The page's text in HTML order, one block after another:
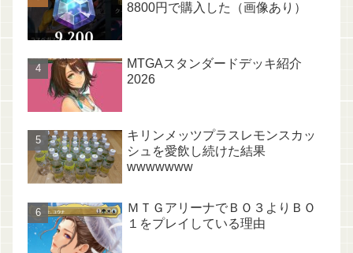
8800円で購入した（画像あり）
MTGAスタンダードデッキ紹介
2026
キリンメッツプラスレモンスカッ
シュを愛飲し続けた結果
wwwwwww
ＭＴＧアリーナでＢＯ３よりＢＯ
１をプレイしている理由